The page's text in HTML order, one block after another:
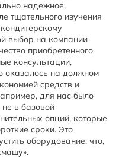
надежное,
тщательного изучения
выбор на компании
приобретенного
консультации,
оказалось на должном
средств и
для нас было
в базовой
опций, которые
сроки. Это
оборудование, что,